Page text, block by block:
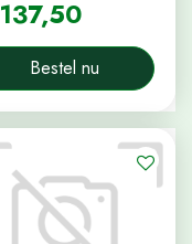
137,50
Bestel nu